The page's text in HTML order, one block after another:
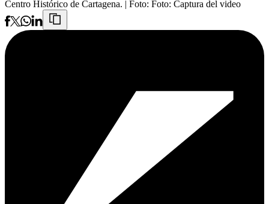
Centro Histórico de Cartagena. | Foto: Foto: Captura del video